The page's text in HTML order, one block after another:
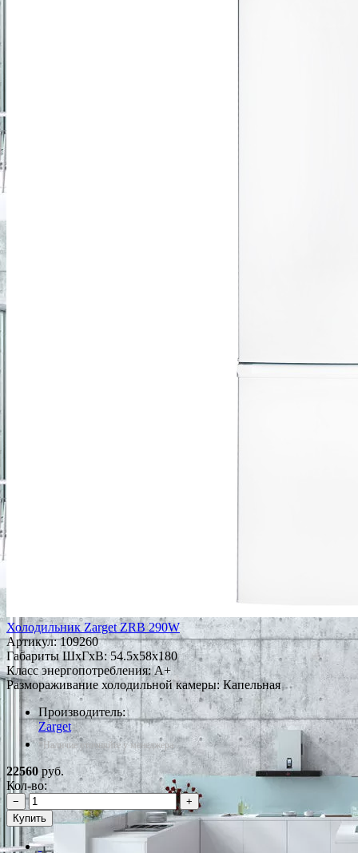
Холодильник Zarget ZRB 290W
Артикул:109260
Габариты ШxГxВ: 54.5x58x180
Класс энергопотребления: A+
Размораживание холодильной камеры: Капельная
Производитель:
Zarget
*Наличие уточняйте у менеджера
22560руб.
Кол-во:
−
+
Купить